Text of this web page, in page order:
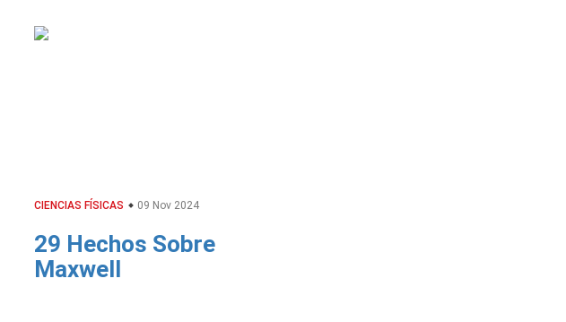
CIENCIAS FÍSICAS 09 Nov 2024
29 Hechos Sobre
Maxwell